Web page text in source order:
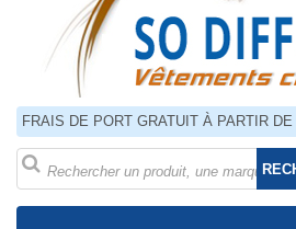
FRAIS DE PORT GRATUIT À PARTIR DE